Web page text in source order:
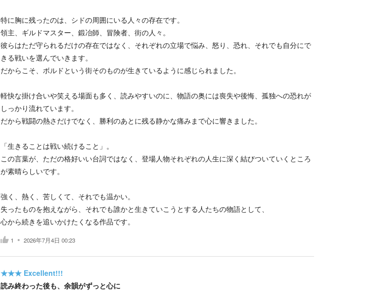
特に胸に残ったのは、シドの周囲にいる人々の存在です。
領主、ギルドマスター、鍛冶師、冒険者、街の人々。
彼らはただ守られるだけの存在ではなく、それぞれの立場で悩み、怒り、恐れ、それでも自分にで
きる戦いを選んでいきます。
だからこそ、ボルドという街そのものが生きているように感じられました。
軽快な掛け合いや笑える場面も多く、読みやすいのに、物語の奥には喪失や後悔、孤独への恐れが
しっかり流れています。
だから戦闘の熱さだけでなく、勝利のあとに残る静かな痛みまで心に響きました。
「生きることは戦い続けること」。
この言葉が、ただの格好いい台詞ではなく、登場人物それぞれの人生に深く結びついていくところ
が素晴らしいです。
強く、熱く、苦しくて、それでも温かい。
失ったものを抱えながら、それでも誰かと生きていこうとする人たちの物語として、
心から続きを追いかけたくなる作品です。
1 2026年7月4日 00:23
★★★ Excellent!!!
読み終わった後も、余韻がずっと心に